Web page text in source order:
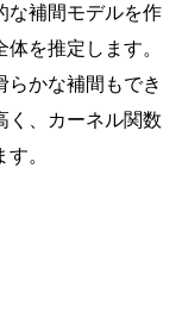
な補間モデルを作
を推定します。
らかな補間もでき
く、カーネル関数
。